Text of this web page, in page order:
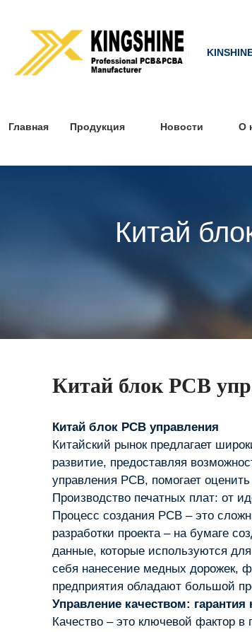
Главная Продукция Новости О
Китай
Китай блок PCB
Китай блок PCB управления
Китайский рынок предлагает
развитие, предоставляя
управления PCB, помогает
Производство печатных плат: от
Процесс создания PCB – это
разработки проекта – на бумаге
данные, которые используются
себя нанесение медных дорожек,
предприятия обладают большой
Управление качеством: гарантия
Качество – это ключевой фактор